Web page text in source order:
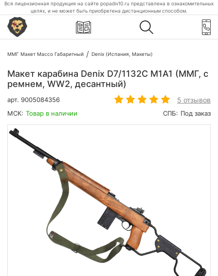
Вся лицензионная продукция на сайте popadiv10.ru представлена в ознакомительных
целях, и не может быть приобретена дистанционным способом.
ММГ Макет Массо Габаритный Denix (Испания, Макеты)
Макет карабина Denix D7/1132C M1A1 (ММГ, с
ремнем, WW2, десантный)
арт. 9005084356 5 отзывов
МСК: Товар в наличии СПБ: Под заказ